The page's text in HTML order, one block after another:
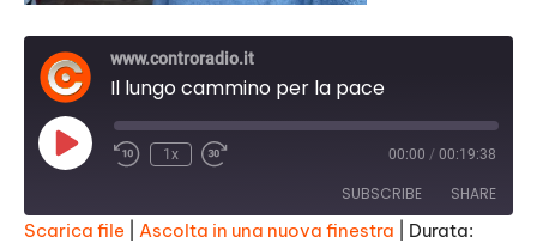
www.controradio.it
Il lungo cammino per la pace
Play
Episode
1x 00:00 / 00:19:38
SUBSCRIBE SHARE
Scarica file Ascolta in una nuova finestra
Durata: